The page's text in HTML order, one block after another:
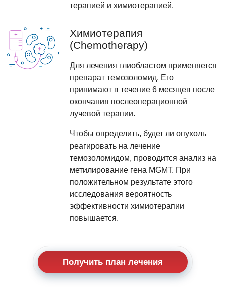
терапией и химиотерапией.
Химиотерапия
(Chemotherapy)
Для лечения глиобластом применяется
препарат темозоломид. Его
принимают в течение 6 месяцев после
окончания послеоперационной
лучевой терапии.
Чтобы определить, будет ли опухоль
реагировать на лечение
темозоломидом, проводится анализ на
метилирование гена MGMT. При
положительном результате этого
исследования вероятность
эффективности химиотерапии
повышается.
Получить план лечения